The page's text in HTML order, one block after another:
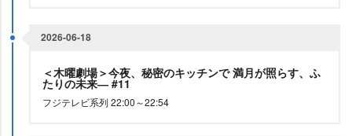
2026-06-18
＜木曜劇場＞今夜、秘密のキッチンで 満月が照らす、ふ
たりの未来― #11
フジテレビ系列 22:00～22:54